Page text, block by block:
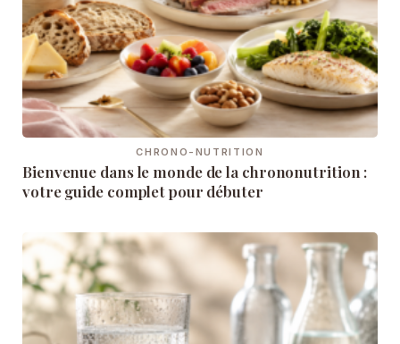
CHRONO-NUTRITION
Bienvenue dans le monde de la chrononutrition :
votre guide complet pour débuter